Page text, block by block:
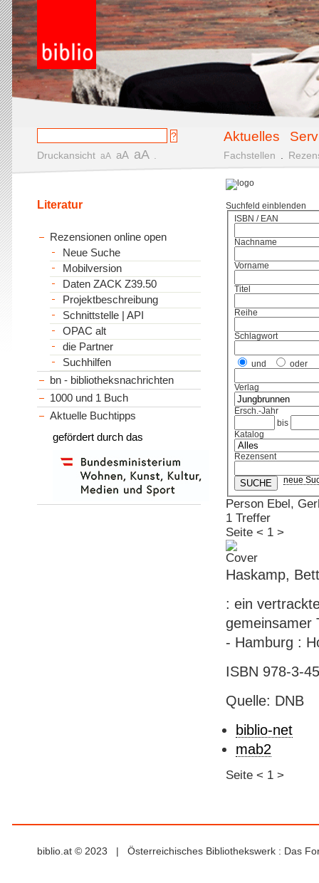
Aktuelles
Druckansicht aA aA aA Fachstellen
Suchfeld einblenden
ISBN / EAN
Nachname
Vorname
Titel
Reihe
Schlagwort
und oder
Verlag
Ersch.-Jahr
bis
Katalog
Rezensent
neue
Person Ebel,
1 Treffer
Seite < 1 >
Haskamp,
: ein
gemeinsamer
- Hamburg :
ISBN 978-3-
Quelle: DNB
biblio-net
mab2
Seite < 1 >
Literatur
Rezensionen online open
Neue Suche
Mobilversion
Daten ZACK Z39.50
Projektbeschreibung
Schnittstelle | API
OPAC alt
die Partner
Suchhilfen
bn - bibliotheksnachrichten
1000 und 1 Buch
Aktuelle Buchtipps
gefördert durch das
biblio.at © 2023 | Österreichisches Bibliothekswerk : Das